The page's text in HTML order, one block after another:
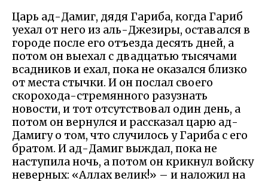
Царь ад-Дамиг, дядя Гариба, когда Гариб
уехал от него из аль-Джезиры, оставался в
городе после его отъезда десять дней, а
потом он выехал с двадцатью тысячами
всадников и ехал, пока не оказался близко
от места стычки. И он послал своего
скорохода-стремянного разузнать
новости, и тот отсутствовал один день, а
потом он вернулся и рассказал царю ад-
Дамигу о том, что случилось у Гариба с его
братом. И ад-Дамиг выждал, пока не
наступила ночь, а потом он крикнул войску
неверных: «Аллах велик!» – и наложил на